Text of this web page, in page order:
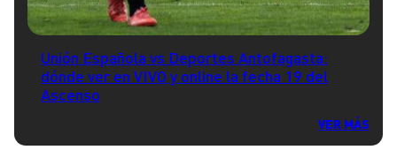
Unión Española vs Deportes Antofagasta:
dónde ver en VIVO y online la fecha 19 del
Ascenso
VER MÁS